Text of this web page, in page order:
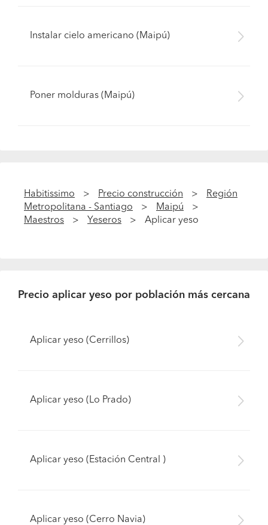
Instalar cielo americano (Maipú)
Poner molduras (Maipú)
Habitissimo Precio construcción
Región
Metropolitana - Santiago
Maipú
Maestros
Yeseros Aplicar yeso
Precio aplicar yeso por población más cercana
Aplicar yeso (Cerrillos)
Aplicar yeso (Lo Prado)
Aplicar yeso (Estación Central )
Aplicar yeso (Cerro Navia)